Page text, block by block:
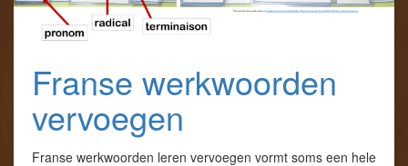
Franse werkwoorden
vervoegen
Franse werkwoorden leren vervoegen vormt soms een hele